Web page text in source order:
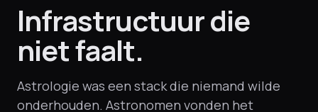
Infrastructuur die
niet faalt.
Astrologie was een stack die niemand wilde
onderhouden. Astronomen vonden het